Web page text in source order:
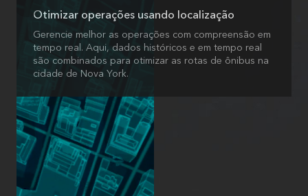
Otimizar operações usando localização
Gerencie melhor as operações com compreensão em
tempo real. Aqui, dados históricos e em tempo real
são combinados para otimizar as rotas de ônibus na
cidade de Nova York.